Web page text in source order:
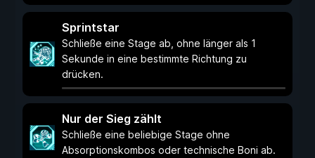
Sprintstar
Schließe eine Stage ab, ohne länger als 1
Sekunde in eine bestimmte Richtung zu
drücken.
Nur der Sieg zählt
Schließe eine beliebige Stage ohne
Absorptionskombos oder technische Boni ab.